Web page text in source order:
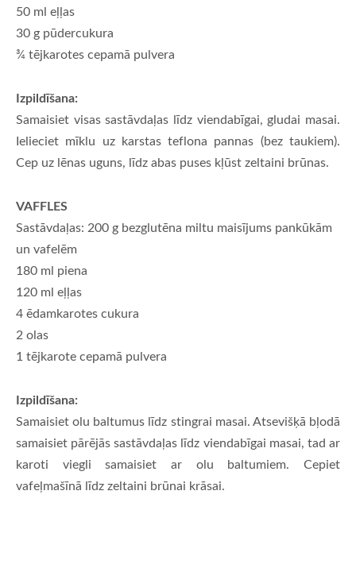
50 ml eļļas
30 g pūdercukura
¾ tējkarotes cepamā pulvera
Izpildīšana:
Samaisiet visas sastāvdaļas līdz viendabīgai, gludai masai.
Ielieciet mīklu uz karstas teflona pannas (bez taukiem).
Cep uz lēnas uguns, līdz abas puses kļūst zeltaini brūnas.
VAFFLES
Sastāvdaļas: 200 g bezglutēna miltu maisījums pankūkām
un vafelēm
180 ml piena
120 ml eļļas
4 ēdamkarotes cukura
2 olas
1 tējkarote cepamā pulvera
Izpildīšana:
Samaisiet olu baltumus līdz stingrai masai. Atsevišķā bļodā
samaisiet pārējās sastāvdaļas līdz viendabīgai masai, tad ar
karoti viegli samaisiet ar olu baltumiem. Cepiet
vafeļmašīnā līdz zeltaini brūnai krāsai.